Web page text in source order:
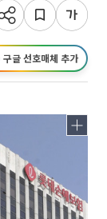
구글 선호매체 추가